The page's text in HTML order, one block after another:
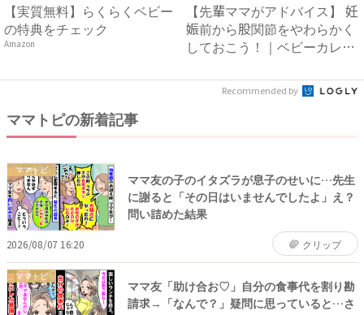
【実質無料】らくらくベビー
の特典をチェック
Amazon
【先輩ママがアドバイス】 妊
娠前から股関節をやわらかく
しておこう！｜ベビーカレ
Recommended by
ママトピの新着記事
ママトピ
ママ友の子のイタズラが息子のせいに…先生
に謝ると「その日はいませんでしたよ」え？
問い詰めた結果
2026/08/07 16:20 クリップ
ママトピ
ママ友「助け合お♡」自分の食事代を割り勘
請求→「なんで？」疑問に思っていると…さ